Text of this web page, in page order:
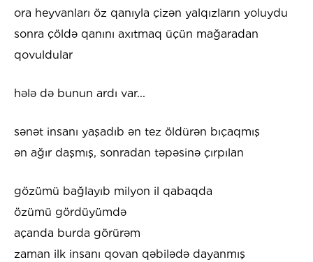
ora heyvanları öz qanıyla çizən yalqızların yoluydu
sonra çöldə qanını axıtmaq üçün mağaradan
qovuldular
hələ də bunun ardı var...
sənət insanı yaşadıb ən tez öldürən bıçaqmış
ən ağır daşmış, sonradan təpəsinə çırpılan
gözümü bağlayıb milyon il qabaqda
özümü gördüyümdə
açanda burda görürəm
zaman ilk insanı qovan qəbilədə dayanmış